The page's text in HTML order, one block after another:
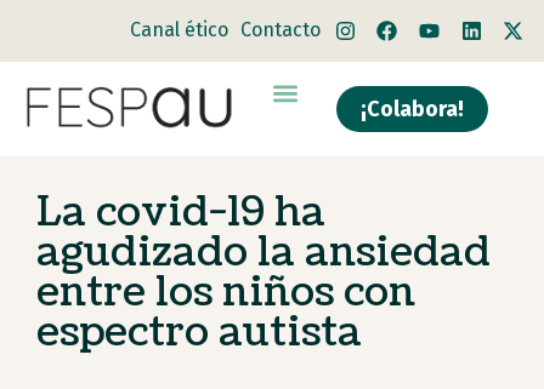
Canal ético Contacto
¡Colabora!
La covid-19 ha
agudizado la ansiedad
entre los niños con
espectro autista